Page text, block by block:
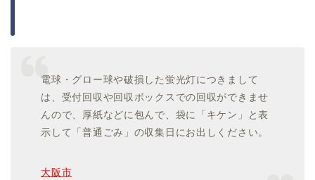
電球・グロー球や破損した蛍光灯につきまして
は、受付回収や回収ボックスでの回収ができませ
んので、厚紙などに包んで、袋に「キケン」と表
示して「普通ごみ」の収集日にお出しください。
大阪市